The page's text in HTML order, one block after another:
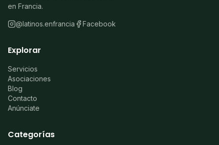
en Francia.
@latinos.enfrancia Facebook
Explorar
Servicios
Asociaciones
Blog
Contacto
Anúnciate
Categorías